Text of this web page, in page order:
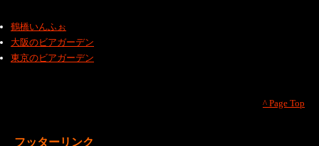
鶴橋いんふぉ
大阪のビアガーデン
東京のビアガーデン
^ Page Top
フッターリンク